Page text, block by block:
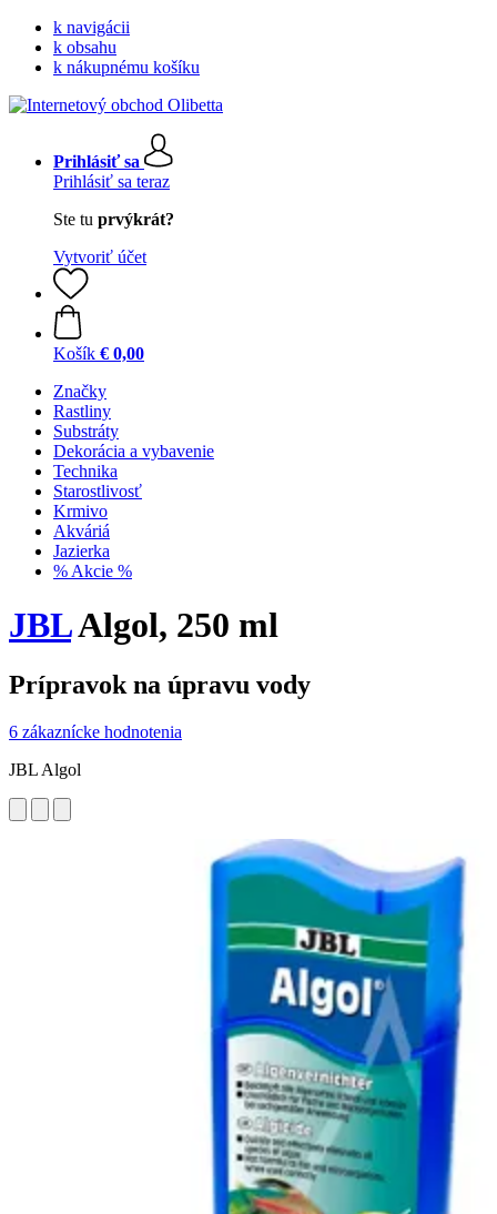
k navigácii
k obsahu
k nákupnému košíku
Prihlásiť sa
Prihlásiť sa teraz
Ste tu prvýkrát?
Vytvoriť účet
Košík € 0,00
Značky
Rastliny
Substráty
Dekorácia a vybavenie
Technika
Starostlivosť
Krmivo
Akváriá
Jazierka
% Akcie %
JBLAlgol, 250 ml
Prípravok na úpravu vody
6 zákaznícke hodnotenia
JBL Algol